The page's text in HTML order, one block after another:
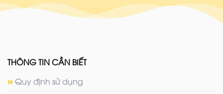
THÔNG TIN CẦN BIẾT
Quy định sử dụng